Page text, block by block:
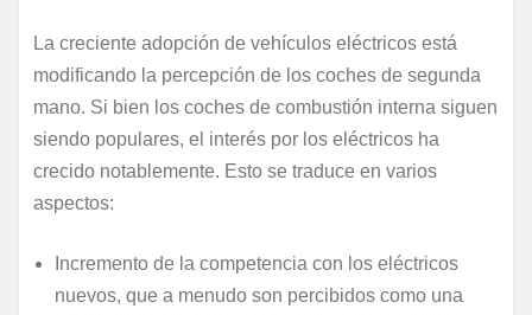
La creciente adopción de vehículos eléctricos está
modificando la percepción de los coches de segunda
mano. Si bien los coches de combustión interna siguen
siendo populares, el interés por los eléctricos ha
crecido notablemente. Esto se traduce en varios
aspectos:
Incremento de la competencia con los eléctricos
nuevos, que a menudo son percibidos como una